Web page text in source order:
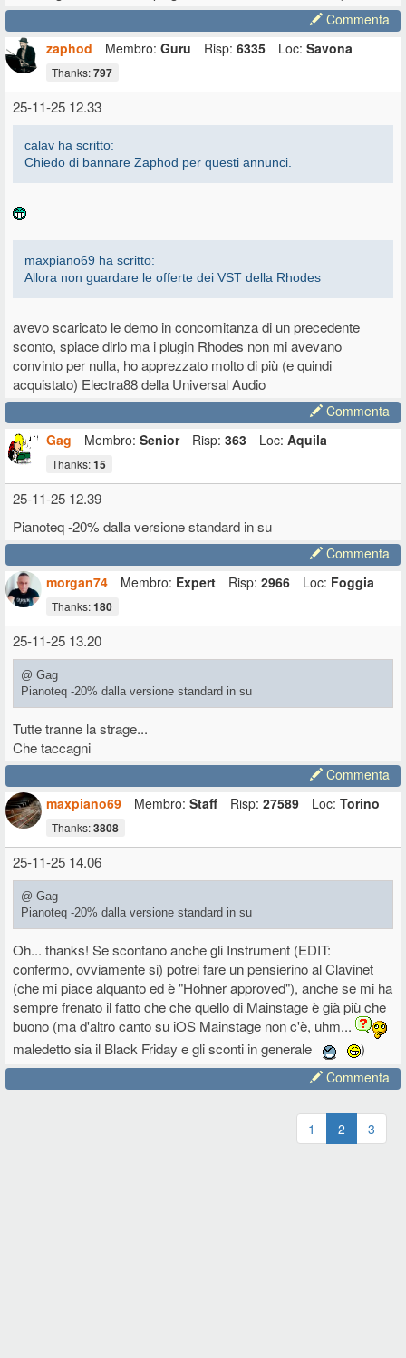
Commenta
zaphod
Membro: Guru Risp: 6335 Loc: Savona
Thanks:797
25-11-25 12.33
calav ha scritto:
Chiedo di bannare Zaphod per questi annunci.
maxpiano69 ha scritto:
Allora non guardare le offerte dei VST della Rhodes
avevo scaricato le demo in concomitanza di un precedente
sconto, spiace dirlo ma i plugin Rhodes non mi avevano
convinto per nulla, ho apprezzato molto di più (e quindi
acquistato) Electra88 della Universal Audio
Commenta
Gag
Membro: Senior Risp: 363 Loc: Aquila
Thanks:15
25-11-25 12.39
Pianoteq -20% dalla versione standard in su
Commenta
morgan74
Membro: Expert Risp: 2966 Loc: Foggia
Thanks:180
25-11-25 13.20
@ Gag
Pianoteq -20% dalla versione standard in su
Tutte tranne la strage...
Che taccagni
Commenta
maxpiano69
Membro: Staff Risp: 27589 Loc: Torino
Thanks:3808
25-11-25 14.06
@ Gag
Pianoteq -20% dalla versione standard in su
Oh... thanks! Se scontano anche gli Instrument (EDIT:
confermo, ovviamente si) potrei fare un pensierino al Clavinet
(che mi piace alquanto ed è "Hohner approved"), anche se mi ha
sempre frenato il fatto che che quello di Mainstage è già più che
buono (ma d'altro canto su iOS Mainstage non c'è, uhm...
maledetto sia il Black Friday e gli sconti in generale
)
Commenta
1 2 3